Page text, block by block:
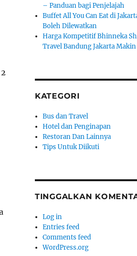
– Panduan bagi Penjelajah
Buffet All You Can Eat di
Boleh Dilewatkan
Harga Kompetitif Bhinneka
Travel Bandung Jakarta Makin
KATEGORI
Bus dan Travel
Hotel dan Penginapan
Restoran Dan Lainnya
Tips Untuk Diikuti
TINGGALKAN
Log in
Entries feed
Comments feed
WordPress.org